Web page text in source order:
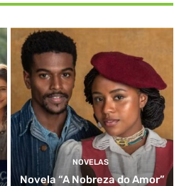
NOVELAS
Novela “A Nobreza do Amor”